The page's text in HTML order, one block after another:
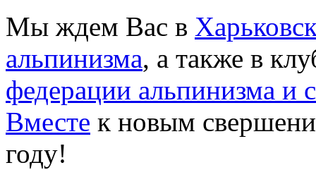
Мы ждем Вас в
альпинизма, а также в
федерации альпинизма и
Вместе к новым
году!